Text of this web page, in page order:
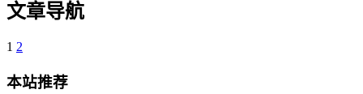
文章导航
1 2
本站推荐